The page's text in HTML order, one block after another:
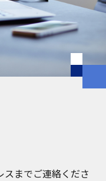
までご連絡くださ